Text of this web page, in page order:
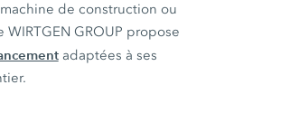
de construction ou
WIRTGEN GROUP propose
adaptées à ses